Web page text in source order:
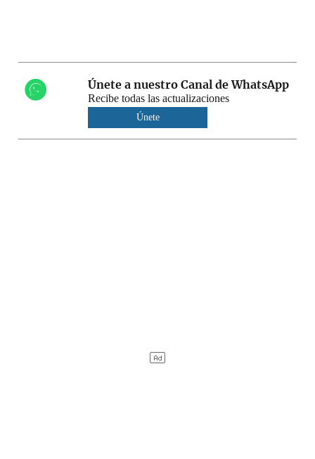
Únete a nuestro Canal de WhatsApp
Recibe todas las actualizaciones
Únete